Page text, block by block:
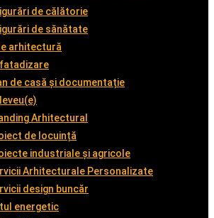
de călătorie
de sănătate
arhitectură
de casă și documentație
Arhitectural
de locuință
industriale și agricole
Arhitecturale Personalizate
design buncăr
energetic